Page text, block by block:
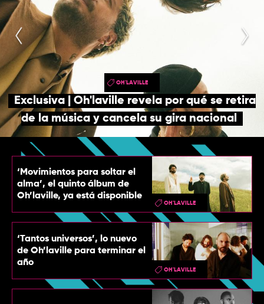
TOP
QUIÉNES SOMOS
CONTACTO
OH'LAVILLE
Exclusiva | Oh'laville revela por qué se retira
de la música y cancela su gira nacional
‘Movimientos para soltar el
alma’, el quinto álbum de
Oh’laville, ya está disponible
OH'LAVILLE
‘Tantos universos’, lo nuevo
de Oh’laville para terminar el
año
OH'LAVILLE